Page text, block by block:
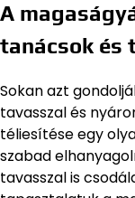
A
tanácsok és
Sokan azt
tavasszal és
téliesítése egy
szabad
tavasszal is